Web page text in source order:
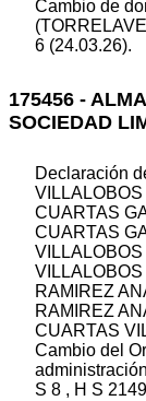
Cambio de
6 (24.03.26).
175456 -
SOCIEDAD
Declaración
CUARTAS
CUARTAS
RAMIREZ
RAMIREZ
CUARTAS
Cambio del
S 8 , H S